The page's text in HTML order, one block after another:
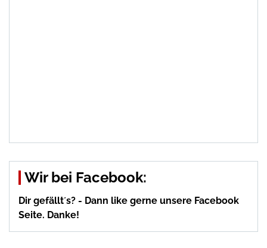
Wir bei Facebook:
Dir gefällt´s? - Dann like gerne unsere Facebook
Seite. Danke!